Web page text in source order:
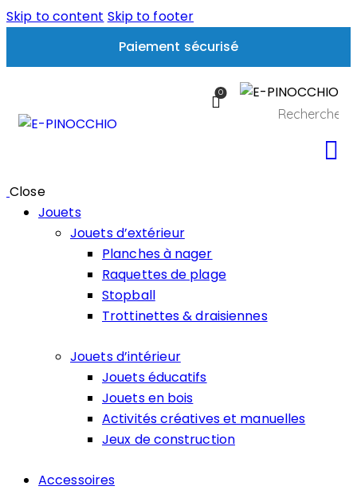
Skip to content Skip to footer
Paiement sécurisé
0
Close
Jouets
Jouets d’extérieur
Planches à nager
Raquettes de plage
Stopball
Trottinettes & draisiennes
Jouets d’intérieur
Jouets éducatifs
Jouets en bois
Activités créatives et manuelles
Jeux de construction
Accessoires